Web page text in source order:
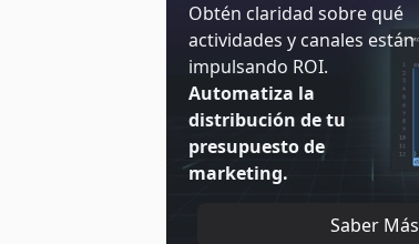
Obtén claridad sobre qué
actividades y canales están
impulsando ROI.
Automatiza la
distribución de tu
presupuesto de
marketing.
Saber Más